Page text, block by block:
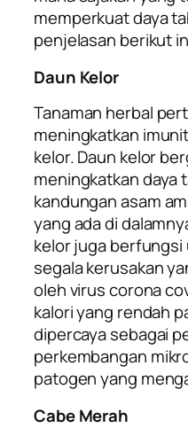
memperkuat daya
penjelasan berikut
Daun Kelor
Tanaman herbal
meningkatkan
kelor. Daun kelor
meningkatkan daya
kandungan asam
yang ada di
kelor juga
segala kerusakan
oleh virus corona
kalori yang rendah
dipercaya sebagai
perkembangan
patogen yang
Cabe Merah